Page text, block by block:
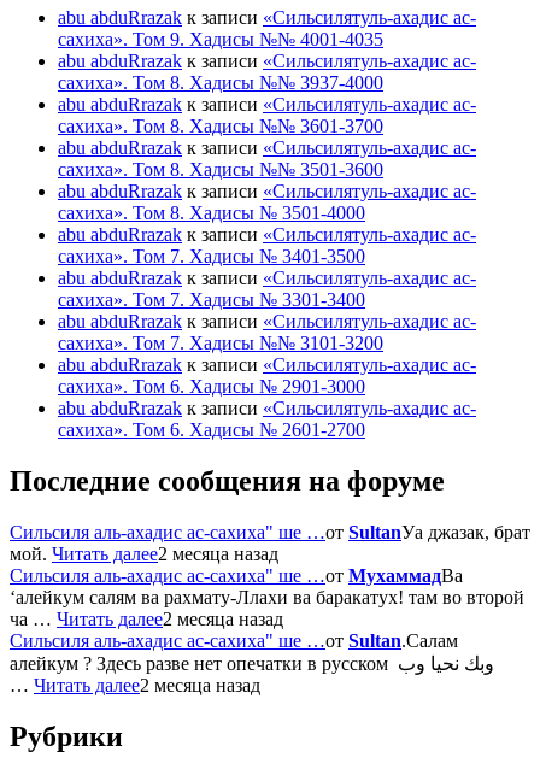
abu abduRrazak к записи «Сильсилятуль-ахадис ас-
сахиха». Том 9. Хадисы №№ 4001-4035
abu abduRrazak к записи «Сильсилятуль-ахадис ас-
сахиха». Том 8. Хадисы №№ 3937-4000
abu abduRrazak к записи «Сильсилятуль-ахадис ас-
сахиха». Том 8. Хадисы №№ 3601-3700
abu abduRrazak к записи «Сильсилятуль-ахадис ас-
сахиха». Том 8. Хадисы №№ 3501-3600
abu abduRrazak к записи «Сильсилятуль-ахадис ас-
сахиха». Том 8. Хадисы № 3501-4000
abu abduRrazak к записи «Сильсилятуль-ахадис ас-
сахиха». Том 7. Хадисы № 3401-3500
abu abduRrazak к записи «Сильсилятуль-ахадис ас-
сахиха». Том 7. Хадисы № 3301-3400
abu abduRrazak к записи «Сильсилятуль-ахадис ас-
сахиха». Том 7. Хадисы №№ 3101-3200
abu abduRrazak к записи «Сильсилятуль-ахадис ас-
сахиха». Том 6. Хадисы № 2901-3000
abu abduRrazak к записи «Сильсилятуль-ахадис ас-
сахиха». Том 6. Хадисы № 2601-2700
Последние сообщения на форуме
Сильсиля аль-ахадис ас-сахиха" ше …от SultanУа джазак, брат
мой. Читать далее2 месяца назад
Сильсиля аль-ахадис ас-сахиха" ше …от МухаммадВа
‘алейкум салям ва рахмату-Ллахи ва баракатух! там во второй
ча … Читать далее2 месяца назад
Сильсиля аль-ахадис ас-сахиха" ше …от Sultan.Салам
алейкум ? Здесь разве нет опечатки в русском وبك نحيا وب
… Читать далее2 месяца назад
Рубрики